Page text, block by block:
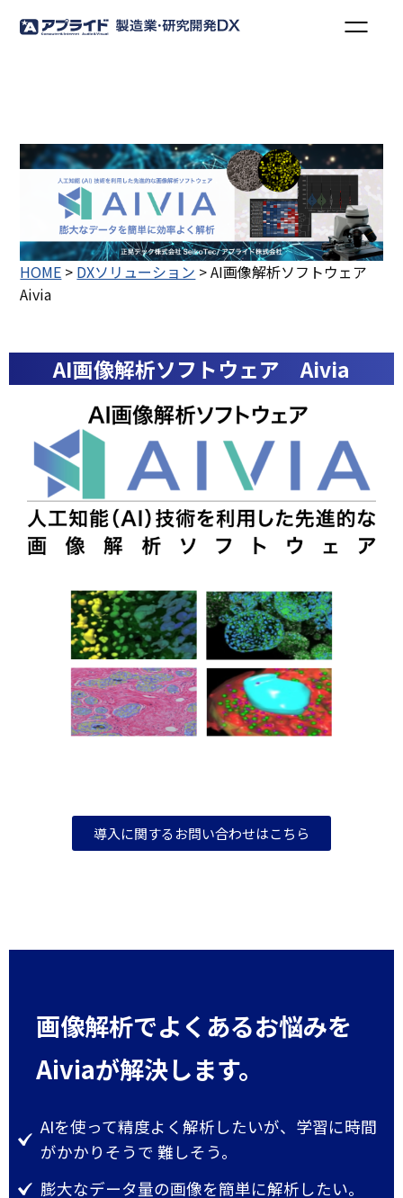
HOME > DXソリューション >AI画像解析ソフトウェア
Aivia
AI画像解析ソフトウェア Aivia
導入に関するお問い合わせはこちら
画像解析でよくあるお悩みを
Aiviaが解決します。
AIを使って精度よく解析したいが、学習に時間
がかかりそうで 難しそう。
膨大なデータ量の画像を簡単に解析したい。